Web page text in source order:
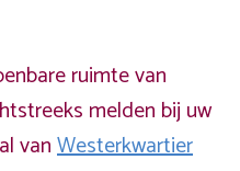
ruimte van
melden bij uw
vanWesterkwartier